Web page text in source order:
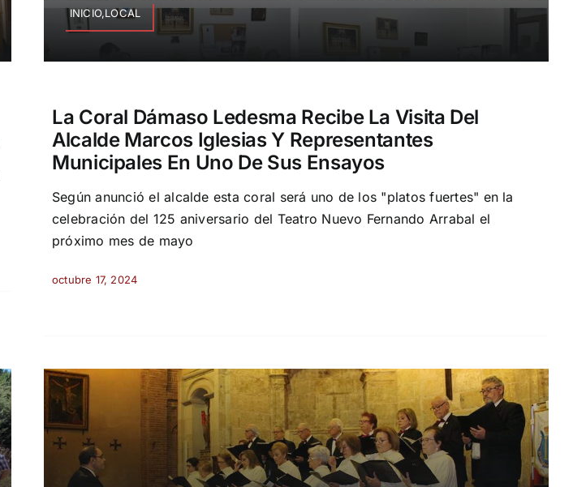
INICIO,LOCAL
La Coral Dámaso Ledesma Recibe La Visita Del
Alcalde Marcos Iglesias Y Representantes
Municipales En Uno De Sus Ensayos
Según anunció el alcalde esta coral será uno de los "platos fuertes" en la
celebración del 125 aniversario del Teatro Nuevo Fernando Arrabal el
próximo mes de mayo
octubre 17, 2024